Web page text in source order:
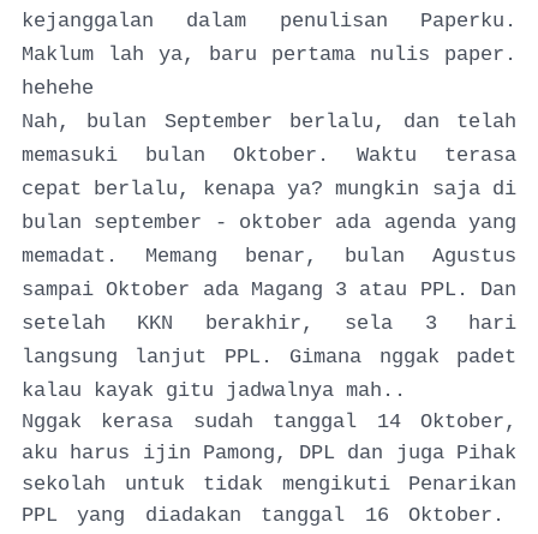
kejanggalan dalam penulisan Paperku.
Maklum lah ya, baru pertama nulis paper.
hehehe
Nah, bulan September berlalu, dan telah
memasuki bulan Oktober. Waktu terasa
cepat berlalu, kenapa ya? mungkin saja di
bulan september - oktober ada agenda yang
memadat. Memang benar, bulan Agustus
sampai Oktober ada Magang 3 atau PPL. Dan
setelah KKN berakhir, sela 3 hari
langsung lanjut PPL. Gimana nggak padet
kalau kayak gitu jadwalnya mah..
Nggak kerasa sudah tanggal 14 Oktober,
aku harus ijin Pamong, DPL dan juga Pihak
sekolah untuk tidak mengikuti Penarikan
PPL yang diadakan tanggal 16 Oktober.